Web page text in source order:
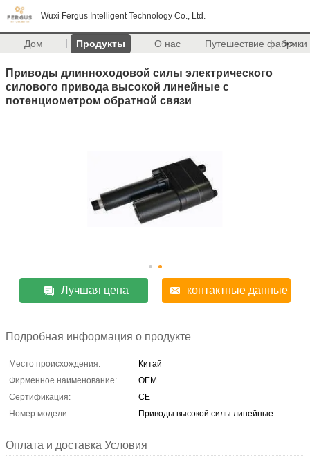
Wuxi Fergus Intelligent Technology Co., Ltd.
Дом Продукты О нас Путешествие фабрики
>>
Приводы длинноходовой силы электрического
силового привода высокой линейные с
потенциометром обратной связи
Лучшая цена контактные данные
Подробная информация о продукте
Место происхождения:
Китай
Фирменное наименование:
OEM
Сертификация:
CE
Номер модели:
Приводы высокой силы линейные
Оплата и доставка Условия